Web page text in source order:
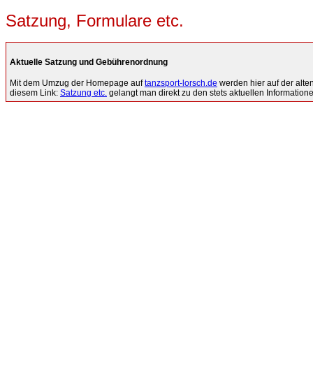
Satzung, Formulare etc.
Aktuelle Satzung und Gebührenordnung
Mit dem Umzug der Homepage auftanzsport-lorsch.de werden hier auf der
diesem Link: Satzung etc. gelangt man direkt zu den stets aktuellen